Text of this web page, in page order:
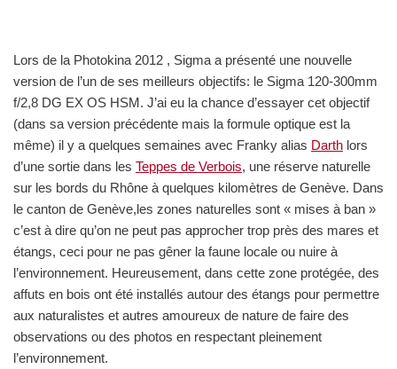
Lors de la Photokina 2012 , Sigma a présenté une nouvelle
version de l’un de ses meilleurs objectifs: le Sigma 120-300mm
f/2,8 DG EX OS HSM. J’ai eu la chance d’essayer cet objectif
(dans sa version précédente mais la formule optique est la
même) il y a quelques semaines avec Franky alias Darth lors
d’une sortie dans les Teppes de Verbois, une réserve naturelle
sur les bords du Rhône à quelques kilomètres de Genève. Dans
le canton de Genève,les zones naturelles sont « mises à ban »
c’est à dire qu’on ne peut pas approcher trop près des mares et
étangs, ceci pour ne pas gêner la faune locale ou nuire à
l’environnement. Heureusement, dans cette zone protégée, des
affuts en bois ont été installés autour des étangs pour permettre
aux naturalistes et autres amoureux de nature de faire des
observations ou des photos en respectant pleinement
l’environnement.